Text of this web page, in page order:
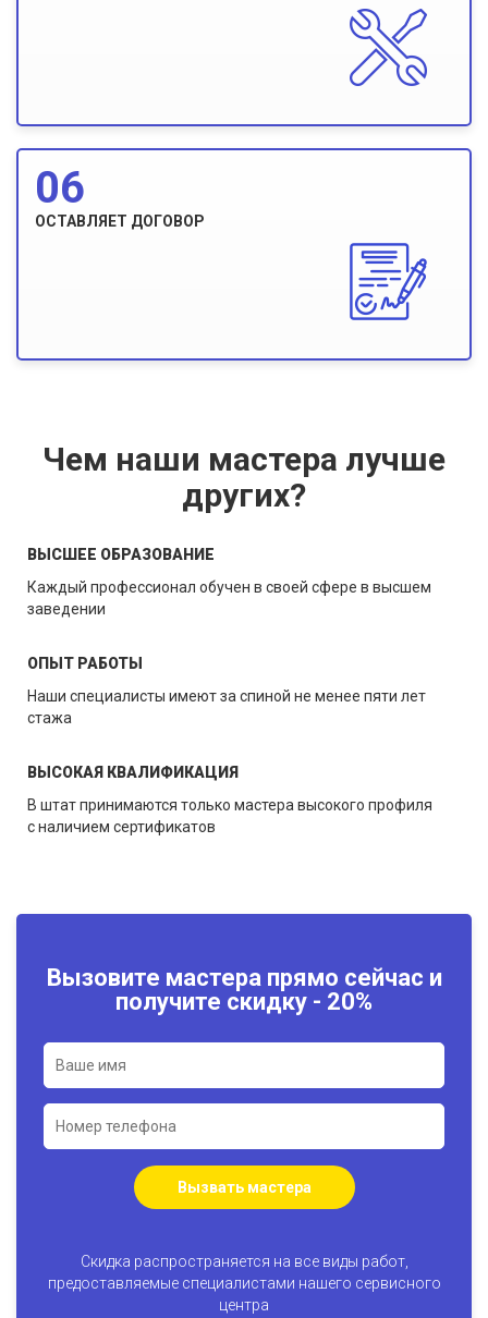
06
ОСТАВЛЯЕТ ДОГОВОР
Чем наши мастера лучше
других?
ВЫСШЕЕ ОБРАЗОВАНИЕ
Каждый профессионал обучен в своей сфере в высшем
заведении
ОПЫТ РАБОТЫ
Наши специалисты имеют за спиной не менее пяти лет
стажа
ВЫСОКАЯ КВАЛИФИКАЦИЯ
В штат принимаются только мастера высокого профиля
с наличием сертификатов
Вызовите мастера прямо сейчас и
получите скидку - 20%
Вызвать мастера
Скидка распространяется на все виды работ,
предоставляемые специалистами нашего сервисного
центра